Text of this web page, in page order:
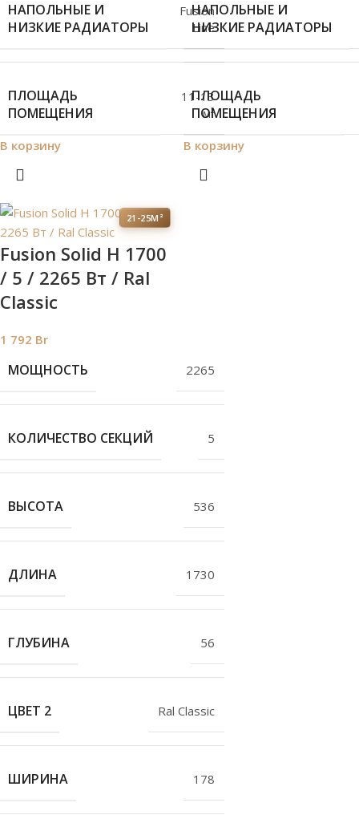
НАПОЛЬНЫЕ И
НИЗКИЕ РАДИАТОРЫ
Fusion
Line
ПЛОЩАДЬ
ПОМЕЩЕНИЯ
11-13
м²
В корзину
НАПОЛЬНЫЕ И
НИЗКИЕ РАДИАТОРЫ
ПЛОЩАДЬ
ПОМЕЩЕНИЯ
В корзину
21-25М²
Fusion Solid H 1700
/ 5 / 2265 Вт / Ral
Classic
1 792 Br
МОЩНОСТЬ 2265
КОЛИЧЕСТВО СЕКЦИЙ 5
ВЫСОТА 536
ДЛИНА 1730
ГЛУБИНА 56
ЦВЕТ 2 Ral Classic
ШИРИНА 178